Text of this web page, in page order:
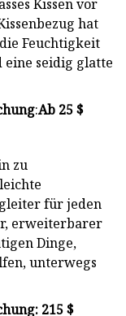
Kissen vor
hat
Feuchtigkeit
eine seidig glatte
:Ab 25 $
zu
für jeden
erweiterbarer
Dinge,
unterwegs
215 $